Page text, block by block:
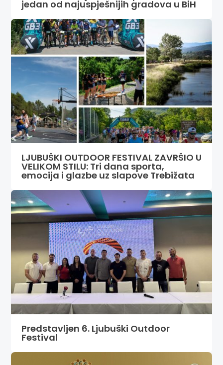
jedan od najuspješnijih gradova u BiH
LJUBUŠKI OUTDOOR FESTIVAL ZAVRŠIO U
VELIKOM STILU: Tri dana sporta,
emocija i glazbe uz slapove Trebižata
Predstavljen 6. Ljubuški Outdoor
Festival